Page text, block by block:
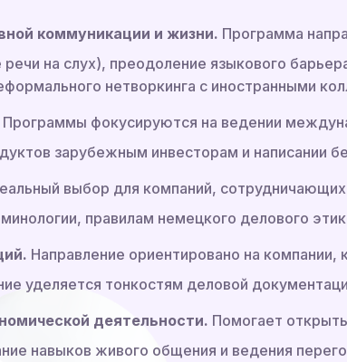
коммуникации и жизни. Программа
речи на слух), преодоление языкового
нетворкинга с иностранными
Программы фокусируются на ведении
зарубежным инвесторам и написании
выбор для компаний,
правилам немецкого делового
Направление ориентировано на
уделяется тонкостям деловой
деятельности. Помогает
навыков живого общения и ведения